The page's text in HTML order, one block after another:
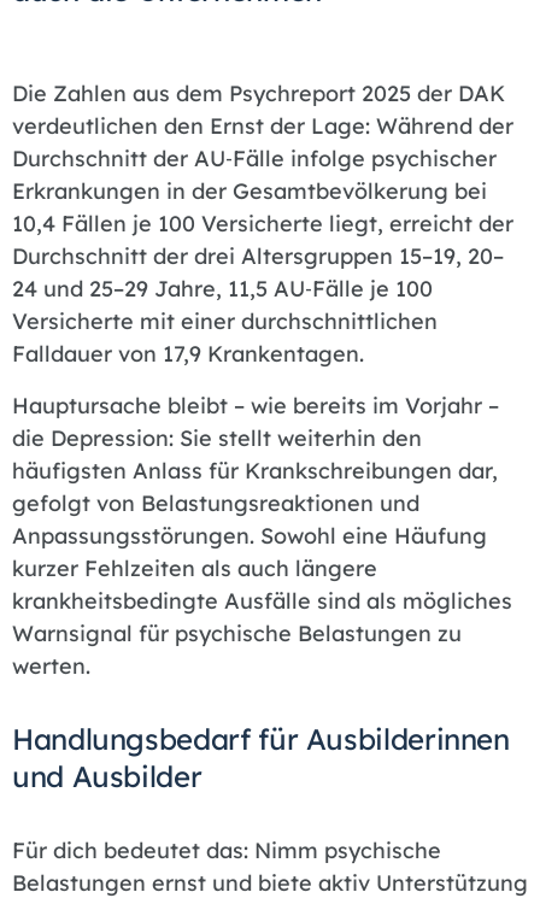
Die Zahlen aus dem Psychreport 2025 der DAK
verdeutlichen den Ernst der Lage: Während der
Durchschnitt der AU‑Fälle infolge psychischer
Erkrankungen in der Gesamtbevölkerung bei
10,4 Fällen je 100 Versicherte liegt, erreicht der
Durchschnitt der drei Altersgruppen 15–19, 20–
24 und 25–29 Jahre, 11,5 AU‑Fälle je 100
Versicherte mit einer durchschnittlichen
Falldauer von 17,9 Krankentagen.
Hauptursache bleibt – wie bereits im Vorjahr –
die Depression: Sie stellt weiterhin den
häufigsten Anlass für Krankschreibungen dar,
gefolgt von Belastungsreaktionen und
Anpassungsstörungen. Sowohl eine Häufung
kurzer Fehlzeiten als auch längere
krankheitsbedingte Ausfälle sind als mögliches
Warnsignal für psychische Belastungen zu
werten.
Handlungsbedarf für Ausbilderinnen
und Ausbilder
Für dich bedeutet das: Nimm psychische
Belastungen ernst und biete aktiv Unterstützung